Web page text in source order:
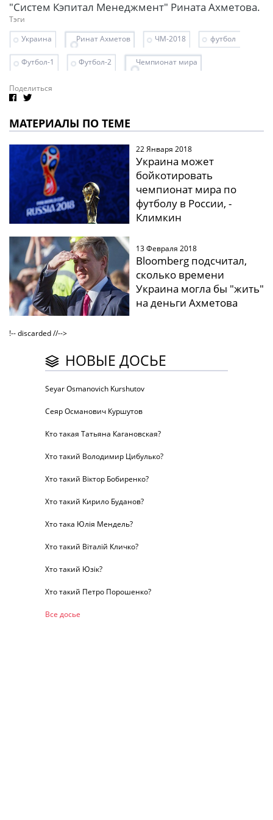
"Систем Кэпитал Менеджмент" Рината Ахметова.
Тэги
Украина
Ринат Ахметов ЧМ-2018 футбол
Футбол-1 Футбол-2 Чемпионат мира
Поделиться
МАТЕРИАЛЫ ПО ТЕМЕ
22 Января 2018
Украина может
бойкотировать
чемпионат мира по
футболу в России, -
Климкин
13 Февраля 2018
Bloomberg подсчитал,
сколько времени
Украина могла бы "жить"
на деньги Ахметова
!-- discarded //-->
НОВЫЕ ДОСЬЕ
Seyar Osmanovich Kurshutov
Сеяр Османович Куршутов
Кто такая Татьяна Кагановская?
Хто такий Володимир Цибулько?
Хто такий Віктор Бобиренко?
Хто такий Кирило Буданов?
Хто така Юлія Мендель?
Хто такий Віталій Кличко?
Хто такий Юзік?
Хто такий Петро Порошенко?
Все досье